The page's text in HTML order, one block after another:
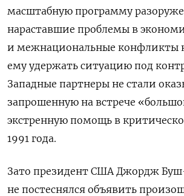
масштабную программу
нараставшие проблемы в
и межнациональные конфликты
ему удержать ситуацию под
Западные партнеры не стали
запрошенную на встрече
экстренную помощь в
1991 года.
Зато президент США Джордж
не постеснялся объявить